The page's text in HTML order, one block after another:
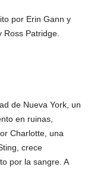
por Erin Gann y
Patridge.
de Nueva York, un
en ruinas,
Charlotte, una
crece
por la sangre. A